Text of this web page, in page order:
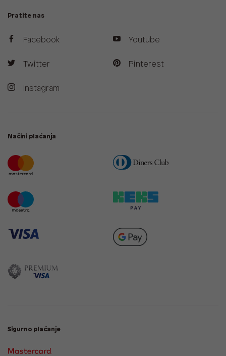
Pratite nas
Facebook
Twitter
Instagram
Youtube
Pinterest
Načini plaćanja
Sigurno plaćanje